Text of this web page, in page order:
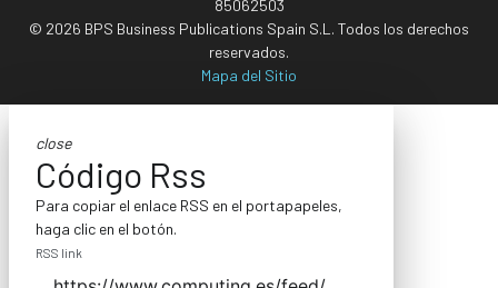
85062503
© 2026 BPS Business Publications Spain S.L. Todos los derechos
reservados.
Mapa del Sitio
close
Código Rss
Para copiar el enlace RSS en el portapapeles,
haga clic en el botón.
RSS link